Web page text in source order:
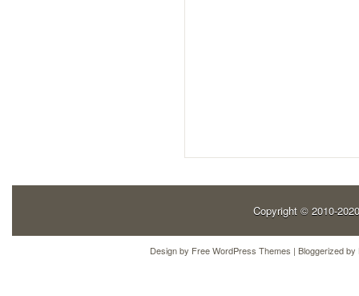
Copyright © 2010-
Design by Free WordPress Themes | Bloggerized by